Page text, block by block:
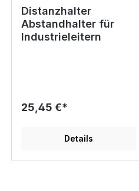
Distanzhalter
Abstandhalter für
Industrieleitern
25,45 €*
Details